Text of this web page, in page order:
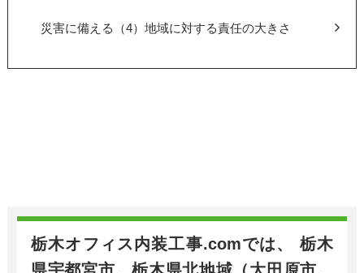
災害に備える（4）地域に対する責任の大きさ
栃木オフィス内装工事.comでは、 栃木
県宇都宮市、栃木県北地域（大田原市、